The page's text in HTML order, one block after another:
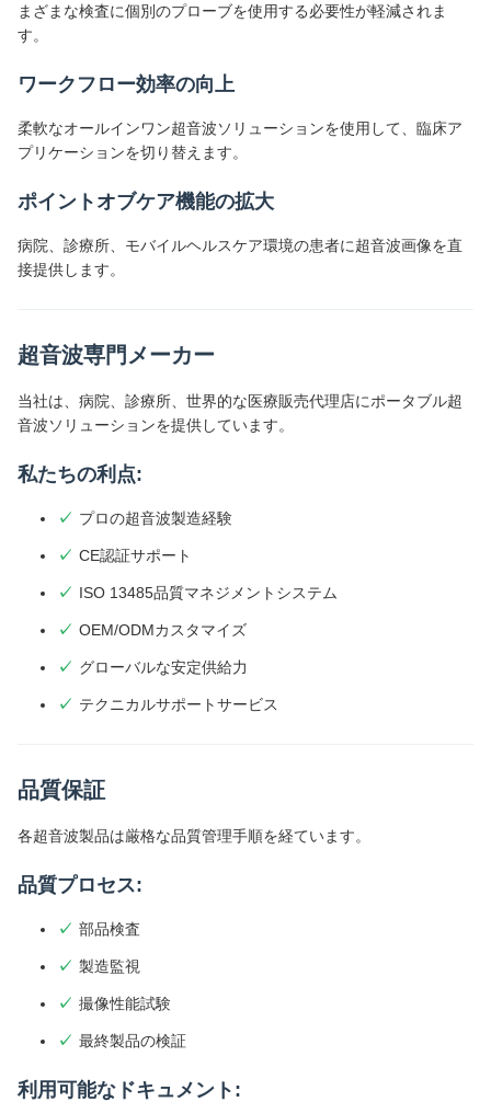
まざまな検査に個別のプローブを使用する必要性が軽減されま
す。
ワークフロー効率の向上
柔軟なオールインワン超音波ソリューションを使用して、臨床ア
プリケーションを切り替えます。
ポイントオブケア機能の拡大
病院、診療所、モバイルヘルスケア環境の患者に超音波画像を直
接提供します。
超音波専門メーカー
当社は、病院、診療所、世界的な医療販売代理店にポータブル超
音波ソリューションを提供しています。
私たちの利点:
プロの超音波製造経験
CE認証サポート
ISO 13485品質マネジメントシステム
OEM/ODMカスタマイズ
グローバルな安定供給力
テクニカルサポートサービス
品質保証
各超音波製品は厳格な品質管理手順を経ています。
品質プロセス:
部品検査
製造監視
撮像性能試験
最終製品の検証
利用可能なドキュメント: